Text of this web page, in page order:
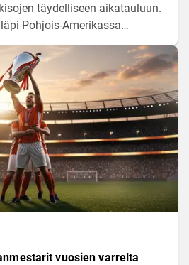
täydelliseen aikatauluun.
Pohjois-Amerikassa
turnauksen rakenne aina
finaaliin saakka.
vuosien varrelta